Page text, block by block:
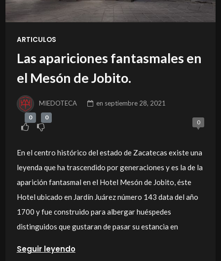
ARTICULOS
Las apariciones fantasmales en
el Mesón de Jobito.
MIEDOTECA en septiembre 28, 2021
0 0
0
En el centro histórico del estado de Zacatecas existe una
leyenda que ha trascendido por generaciones y es la de la
aparición fantasmal en el Hotel Mesón de Jobito, éste
Hotel ubicado en Jardín Juárez número 143 data del año
1700 y fue construido para albergar huéspedes
distinguidos que gustaran de pasar su estancia en
Seguir leyendo